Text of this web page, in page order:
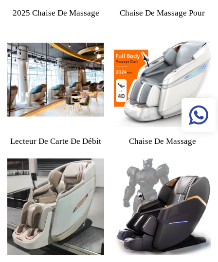
2025 Chaise De Massage
Pétrissage Pour Le Dos Et
Le Cou, Relaxation
Complète Du Corps,
Gravité Zéro 8D, Luxe Pour
Les Pieds
Chaise De Massage Pour
Commerciale, Accepteur De
Billets, Utilisation Dans Les
Centres Commerciaux,
Aéroports, Cinémas, Chaise
De Massage À Pièces Ou
Par Carte Bancaire
Lecteur De Carte De Débit
Gym Personnalisé Avec
Logo, Distributeur
Automatique De Chaise De
Massage En Aéroport Avec
Système De Paiement Par
Billets
Chaise De Massage
Pour Tout Le Corps Avec
Scan Corporel Et Bon
Design